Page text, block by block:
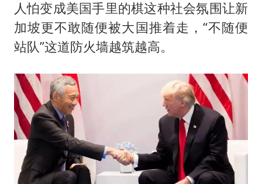
人怕变成美国手里的棋这种社会氛围让新
加坡更不敢随便被大国推着走，“不随便
站队”这道防火墙越筑越高。